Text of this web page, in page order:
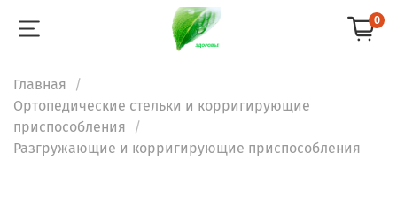
0
Главная
Ортопедические стельки и корригирующие
приспособления
Разгружающие и корригирующие приспособления